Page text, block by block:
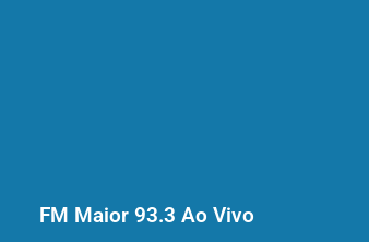
FM Maior 93.3 Ao Vivo